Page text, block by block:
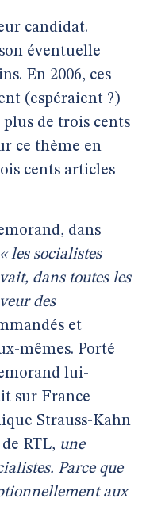
candidat.
éventuelle
En 2006, ces
(espéraient ?)
de trois cents
ce thème en
cents articles
dans
« les socialistes
dans toutes les
des
et
mêmes. Porté
lui-
sur France
Strauss-Kahn
RTL, une
Parce que
aux